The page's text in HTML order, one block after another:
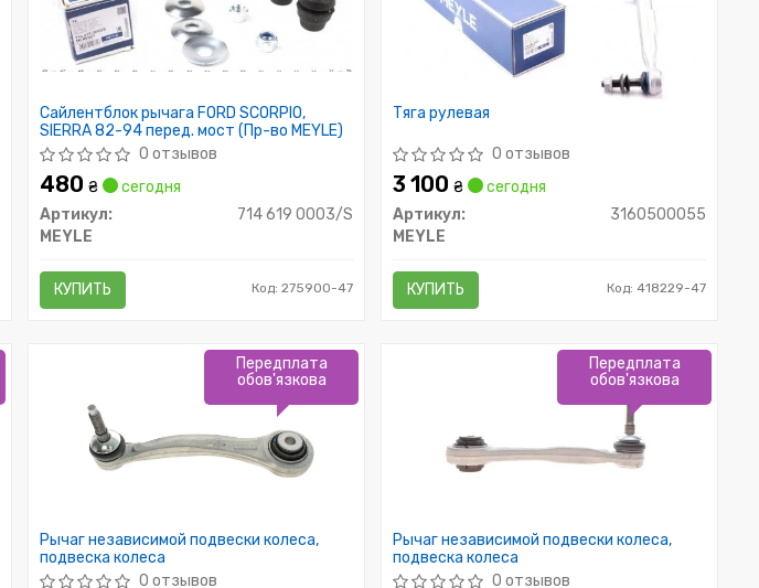
Сайлентблок рычага FORD SCORPIO,
SIERRA 82-94 перед. мост (Пр-во MEYLE)
0 отзывов
480₴
сегодня
Артикул:
714 619 0003/S
MEYLE
КУПИТЬ Код: 275900-47
Тяга рулевая
0 отзывов
3 100₴
сегодня
Артикул:
3160500055
MEYLE
КУПИТЬ Код: 418229-47
Рычаг независимой подвески колеса,
подвеска колеса
0 отзывов
Передплата
обов'язкова
Рычаг независимой подвески колеса,
подвеска колеса
0 отзывов
Передплата
обов'язкова